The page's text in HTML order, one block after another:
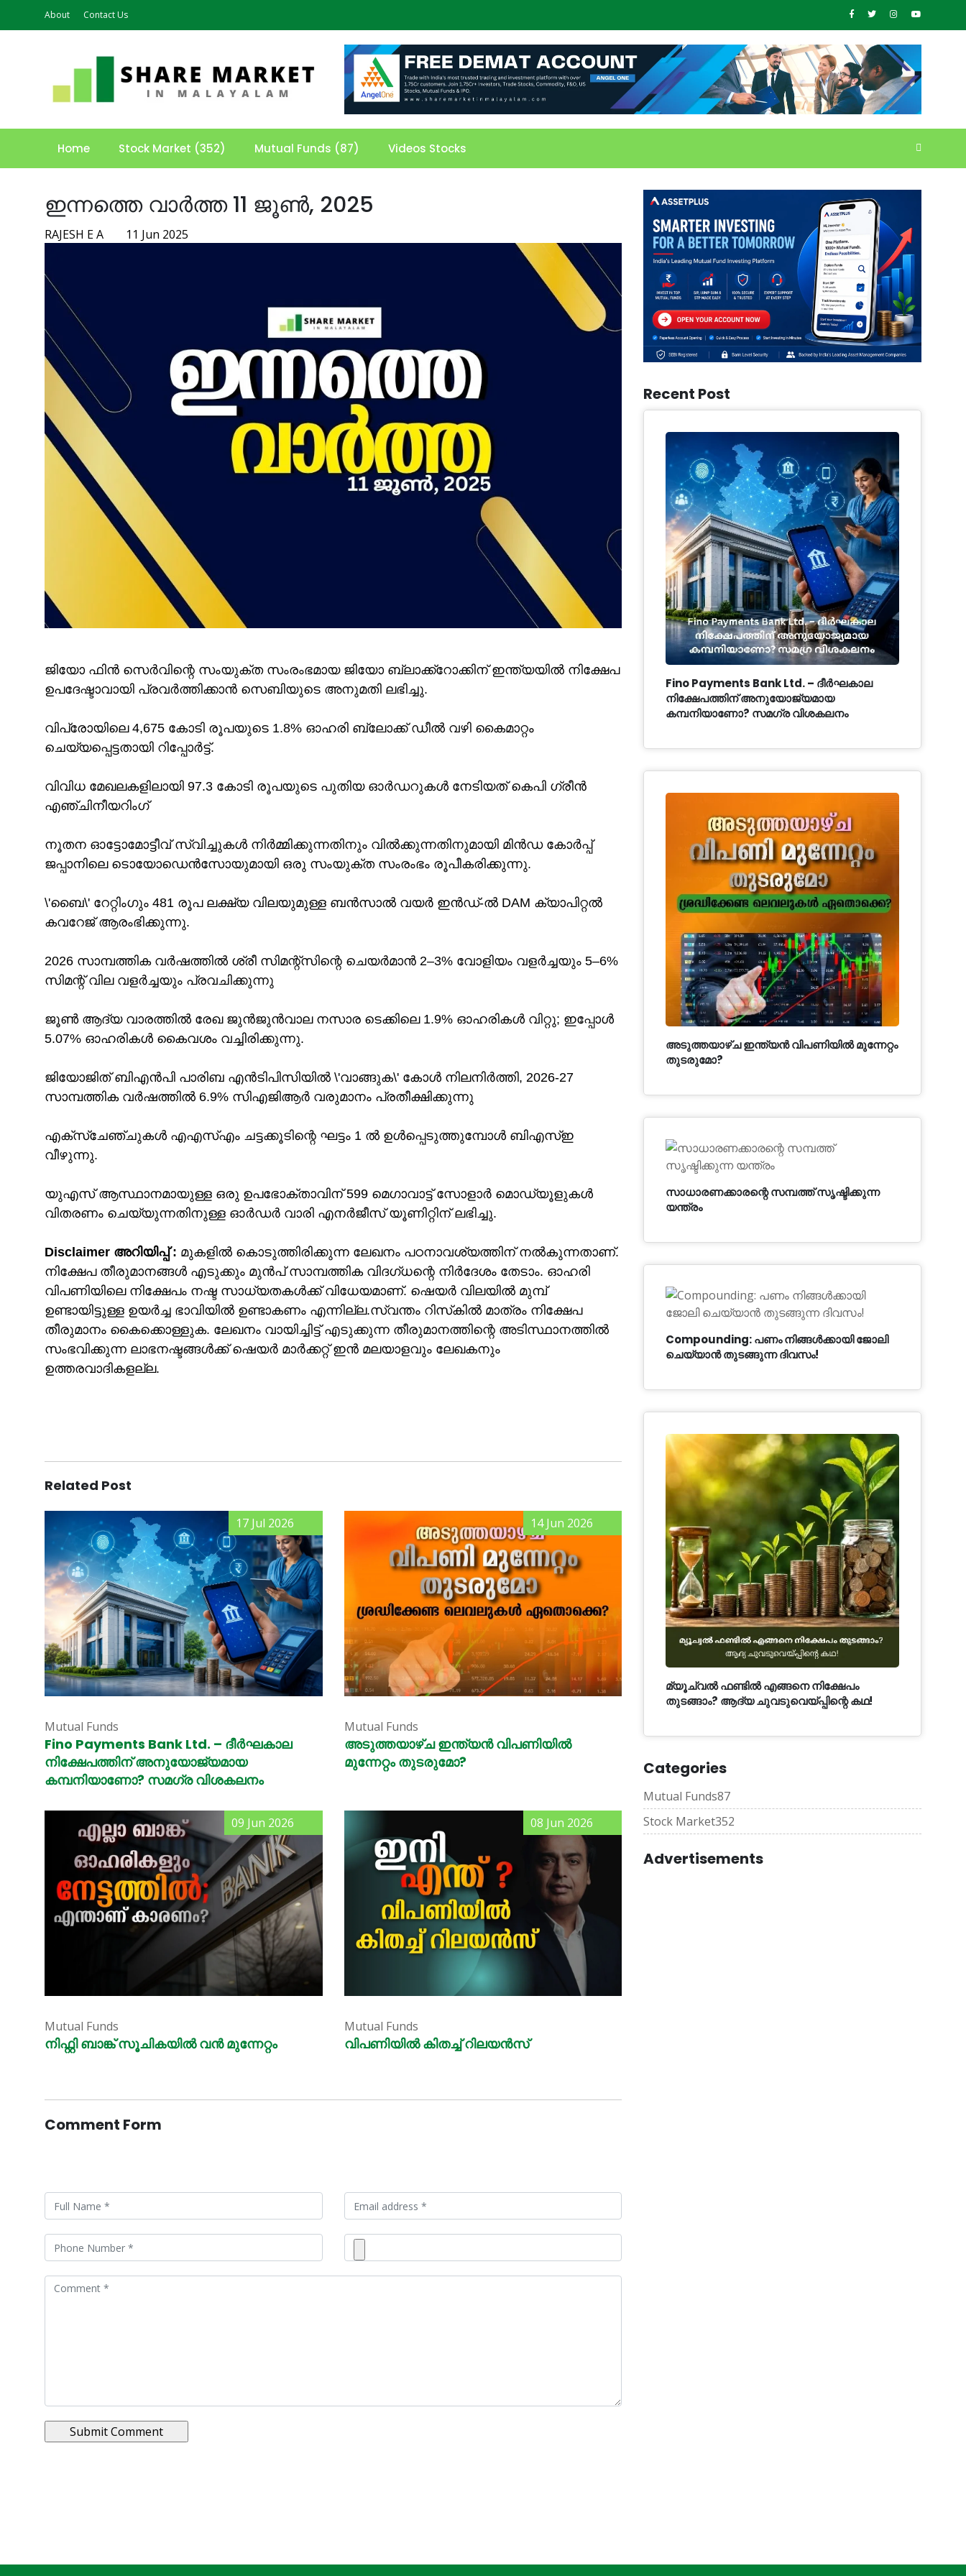
About Contact Us
Home Stock Market (352) Mutual Funds (87) Videos Stocks
ഇന്നത്തെ വാർത്ത 11 ജൂൺ, 2025
RAJESH E A 11 Jun 2025
ജിയോ ഫിൻ സെർവിന്റെ സംയുക്ത സംരംഭമായ ജിയോ ബ്ലാക്ക്‌റോക്കിന് ഇന്ത്യയിൽ നിക്ഷേപ
ഉപദേഷ്ടാവായി പ്രവർത്തിക്കാൻ സെബിയുടെ അനുമതി ലഭിച്ചു.
വിപ്രോയിലെ 4,675 കോടി രൂപയുടെ 1.8% ഓഹരി ബ്ലോക്ക് ഡീൽ വഴി കൈമാറ്റം
ചെയ്യപ്പെട്ടതായി റിപ്പോർട്ട്.
വിവിധ മേഖലകളിലായി 97.3 കോടി രൂപയുടെ പുതിയ ഓർഡറുകൾ നേടിയത് കെപി ഗ്രീൻ
എഞ്ചിനീയറിംഗ്
നൂതന ഓട്ടോമോട്ടീവ് സ്വിച്ചുകൾ നിർമ്മിക്കുന്നതിനും വിൽക്കുന്നതിനുമായി മിൻഡ കോർപ്പ്
ജപ്പാനിലെ ടൊയോഡെൻസോയുമായി ഒരു സംയുക്ത സംരംഭം രൂപീകരിക്കുന്നു.
\'ബൈ\' റേറ്റിംഗും 481 രൂപ ലക്ഷ്യ വിലയുമുള്ള ബൻസാൽ വയർ ഇൻഡ്-ൽ DAM ക്യാപിറ്റൽ
കവറേജ് ആരംഭിക്കുന്നു.
2026 സാമ്പത്തിക വർഷത്തിൽ ശ്രീ സിമന്റ്‌സിന്റെ ചെയർമാൻ 2–3% വോളിയം വളർച്ചയും 5–6%
സിമന്റ് വില വളർച്ചയും പ്രവചിക്കുന്നു
ജൂൺ ആദ്യ വാരത്തിൽ രേഖ ജുൻജുൻവാല നസാര ടെക്കിലെ 1.9% ഓഹരികൾ വിറ്റു; ഇപ്പോൾ
5.07% ഓഹരികൾ കൈവശം വച്ചിരിക്കുന്നു.
ജിയോജിത് ബിഎൻപി പാരിബ എൻ‌ടി‌പി‌സിയിൽ \'വാങ്ങുക\' കോൾ നിലനിർത്തി, 2026-27
സാമ്പത്തിക വർഷത്തിൽ 6.9% സിഎജിആർ വരുമാനം പ്രതീക്ഷിക്കുന്നു
എക്സ്ചേഞ്ചുകൾ എഎസ്എം ചട്ടക്കൂടിന്റെ ഘട്ടം 1 ൽ ഉൾപ്പെടുത്തുമ്പോൾ ബിഎസ്ഇ
വീഴുന്നു.
യുഎസ് ആസ്ഥാനമായുള്ള ഒരു ഉപഭോക്താവിന് 599 മെഗാവാട്ട് സോളാർ മൊഡ്യൂളുകൾ
വിതരണം ചെയ്യുന്നതിനുള്ള ഓർഡർ വാരി എനർജീസ് യൂണിറ്റിന് ലഭിച്ചു.
Disclaimer അറിയിപ്പ് : മുകളില്‍ കൊടുത്തിരിക്കുന്ന ലേഖനം പഠനാവശ്യത്തിന് നൽകുന്നതാണ്.
നിക്ഷേപ തീരുമാനങ്ങള്‍ എടുക്കും മുന്‍പ് സാമ്പത്തിക വിദഗ്ധന്റെ നിര്‍ദേശം തേടാം. ഓഹരി
വിപണിയിലെ നിക്ഷേപം നഷ്ട സാധ്യതകള്‍ക്ക് വിധേയമാണ്. ഷെയർ വിലയിൽ മുമ്പ്
ഉണ്ടായിട്ടുള്ള ഉയർച്ച ഭാവിയിൽ ഉണ്ടാകണം എന്നില്ല.സ്വന്തം റിസ്‌കില്‍ മാത്രം നിക്ഷേപ
തീരുമാനം കൈക്കൊള്ളുക. ലേഖനം വായിച്ചിട്ട് എടുക്കുന്ന തീരുമാനത്തിന്റെ അടിസ്ഥാനത്തില്‍
സംഭവിക്കുന്ന ലാഭനഷ്ടങ്ങള്‍ക്ക് ഷെയർ മാർക്കറ്റ് ഇൻ മലയാളവും ലേഖകനും
ഉത്തരവാദികളല്ല.
Related Post
Mutual Funds
Fino Payments Bank Ltd. – ദീർഘകാല
നിക്ഷേപത്തിന് അനുയോജ്യമായ
കമ്പനിയാണോ? സമഗ്ര വിശകലനം
17 Jul 2026
Mutual Funds
അടുത്തയാഴ്ച ഇന്ത്യൻ വിപണിയിൽ
മുന്നേറ്റം തുടരുമോ?
14 Jun 2026
Mutual Funds
നിഫ്റ്റി ബാങ്ക് സൂചികയിൽ വൻ മുന്നേറ്റം
09 Jun 2026
Mutual Funds
വിപണിയിൽ കിതച്ച് റിലയൻസ്
08 Jun 2026
Comment Form
Recent Post
Fino Payments Bank Ltd. – ദീർഘകാല
നിക്ഷേപത്തിന് അനുയോജ്യമായ
കമ്പനിയാണോ? സമഗ്ര വിശകലനം
അടുത്തയാഴ്ച ഇന്ത്യൻ വിപണിയിൽ മുന്നേറ്റം
തുടരുമോ?
സാധാരണക്കാരന്റെ സമ്പത്ത് സൃഷ്ടിക്കുന്ന
യന്ത്രം
Compounding: പണം നിങ്ങൾക്കായി ജോലി
ചെയ്യാൻ തുടങ്ങുന്ന ദിവസം!
മ്യൂച്വൽ ഫണ്ടിൽ എങ്ങനെ നിക്ഷേപം
തുടങ്ങാം? ആദ്യ ചുവടുവെയ്പ്പിന്റെ കഥ!
Categories
Mutual Funds87
Stock Market352
Advertisements